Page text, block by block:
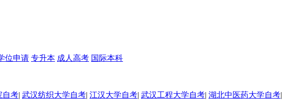
位申请 专升本 成人高考 国际本科
自考| 武汉纺织大学自考| 江汉大学自考| 武汉工程大学自考| 湖北中医药大学自考|